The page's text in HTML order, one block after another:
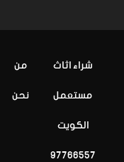
شراء اثاث
مستعمل
الكويت
97766557
من
نحن